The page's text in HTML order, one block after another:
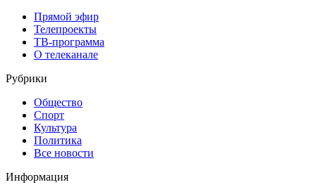
Прямой эфир
Телепроекты
ТВ-программа
О телеканале
Рубрики
Общество
Спорт
Культура
Политика
Все новости
Информация